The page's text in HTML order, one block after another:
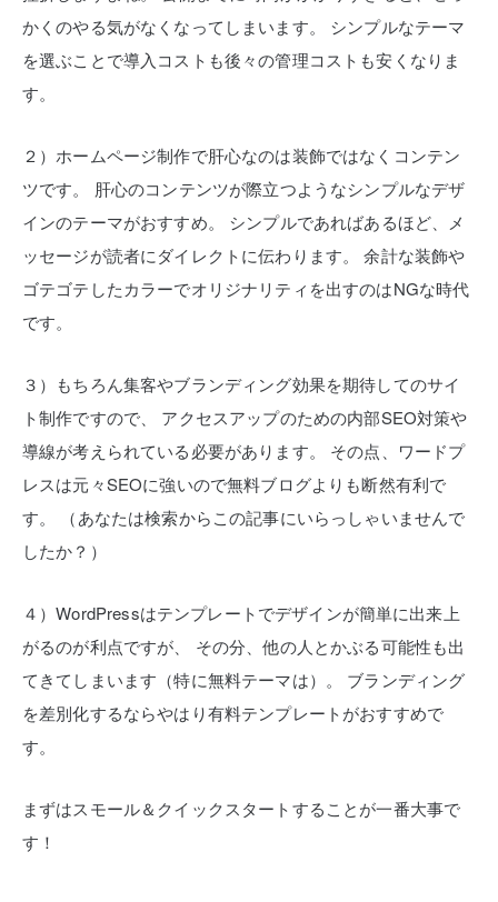
かくのやる気がなくなってしまいます。
シンプルなテーマ
を選ぶことで導入コストも後々の管理コストも安くなりま
す。
２）ホームページ制作で肝心なのは装飾ではなくコンテン
ツです。
肝心のコンテンツが際立つようなシンプルなデザ
インのテーマがおすすめ。
シンプルであればあるほど、メ
ッセージが読者にダイレクトに伝わります。
余計な装飾や
ゴテゴテしたカラーでオリジナリティを出すのはNGな時代
です。
３）もちろん集客やブランディング効果を期待してのサイ
ト制作ですので、
アクセスアップのための内部SEO対策や
導線が考えられている必要があります。
その点、ワードプ
レスは元々SEOに強いので無料ブログよりも断然有利で
す。
（あなたは検索からこの記事にいらっしゃいませんで
したか？）
４）WordPressはテンプレートでデザインが簡単に出来上
がるのが利点ですが、
その分、他の人とかぶる可能性も出
てきてしまいます（特に無料テーマは）。
ブランディング
を差別化するならやはり有料テンプレートがおすすめで
す。
まずはスモール＆クイックスタートすることが一番大事で
す！